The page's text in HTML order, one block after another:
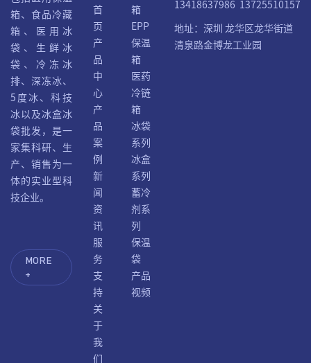
箱、食品冷藏
箱、医用冰
袋、生鲜冰
袋、冷冻冰
排、深冻冰、
5度冰、科技
冰以及冰盒冰
袋批发，是一
家集科研、生
产、销售为一
体的实业型科
技企业。
MORE
+
首
页
产
品
中
心
产
品
案
例
新
闻
资
讯
服
务
支
持
关
于
我
们
箱
EPP
保温
箱
医药
冷链
箱
冰袋
系列
冰盒
系列
蓄冷
剂系
列
保温
袋
产品
视频
13418637986 13725510157
地址：深圳 龙华区龙华街道
清泉路金博龙工业园